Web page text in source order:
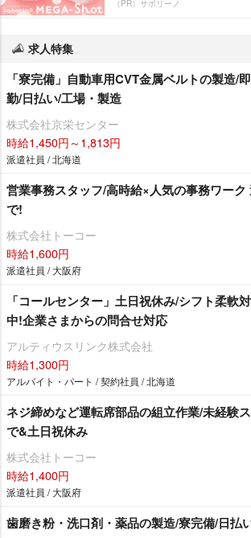
（PR）サボリーノ
求人特集
「寮完備」自動車用CVT金属ベルトの製造/
勤/日払い/工場・製造
株式会社京栄センター
時給1,450円～1,813円
派遣社員 / 北海道
営業事務スタッフ/高時給×人気の事務ワーク
で!
株式会社トーコー
時給1,600円
派遣社員 / 大阪府
「コールセンター」土日祝休み/シフト柔軟
中!企業さまからの問合せ対応
アルティウスリンク株式会社
時給1,300円
アルバイト・パート / 契約社員 / 北海道
ネジ締めなど運転席部品の組立作業/未経験
で&土日祝休み
株式会社トーコー
時給1,400円
派遣社員 / 大阪府
歯磨き粉・洗口剤・薬品の製造/寮完備/日払